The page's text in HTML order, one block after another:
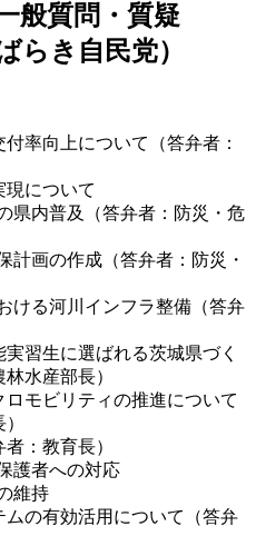
般質問・質疑
らき自民党）
率向上について（答弁者：
現について
県内普及（答弁者：防災・危
計画の作成（答弁者：防災・
ける河川インフラ整備（答弁
習生に選ばれる茨城県づく
水産部長）
モビリティの推進について
：教育長）
護者への対応
維持
ムの有効活用について（答弁